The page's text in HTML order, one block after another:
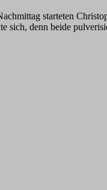
starteten
sich, denn beide